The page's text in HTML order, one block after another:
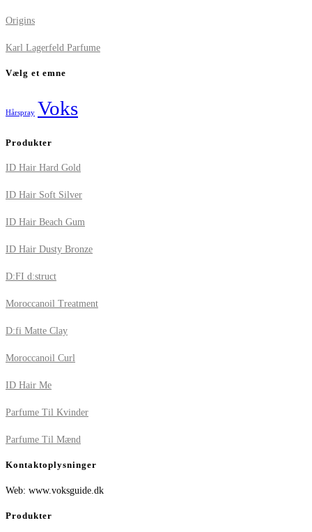
Origins
Karl Lagerfeld Parfume
Vælg et emne
Hårspray Voks
Produkter
ID Hair Hard Gold
ID Hair Soft Silver
ID Hair Beach Gum
ID Hair Dusty Bronze
D:FI d:struct
Moroccanoil Treatment
D:fi Matte Clay
Moroccanoil Curl
ID Hair Me
Parfume Til Kvinder
Parfume Til Mænd
Kontaktoplysninger
Web: www.voksguide.dk
Produkter